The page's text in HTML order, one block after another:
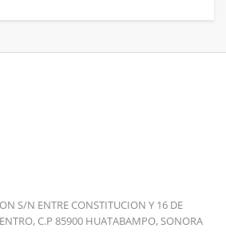
S/N ENTRE CONSTITUCION Y 16 DE
C.P 85900 HUATABAMPO, SONORA